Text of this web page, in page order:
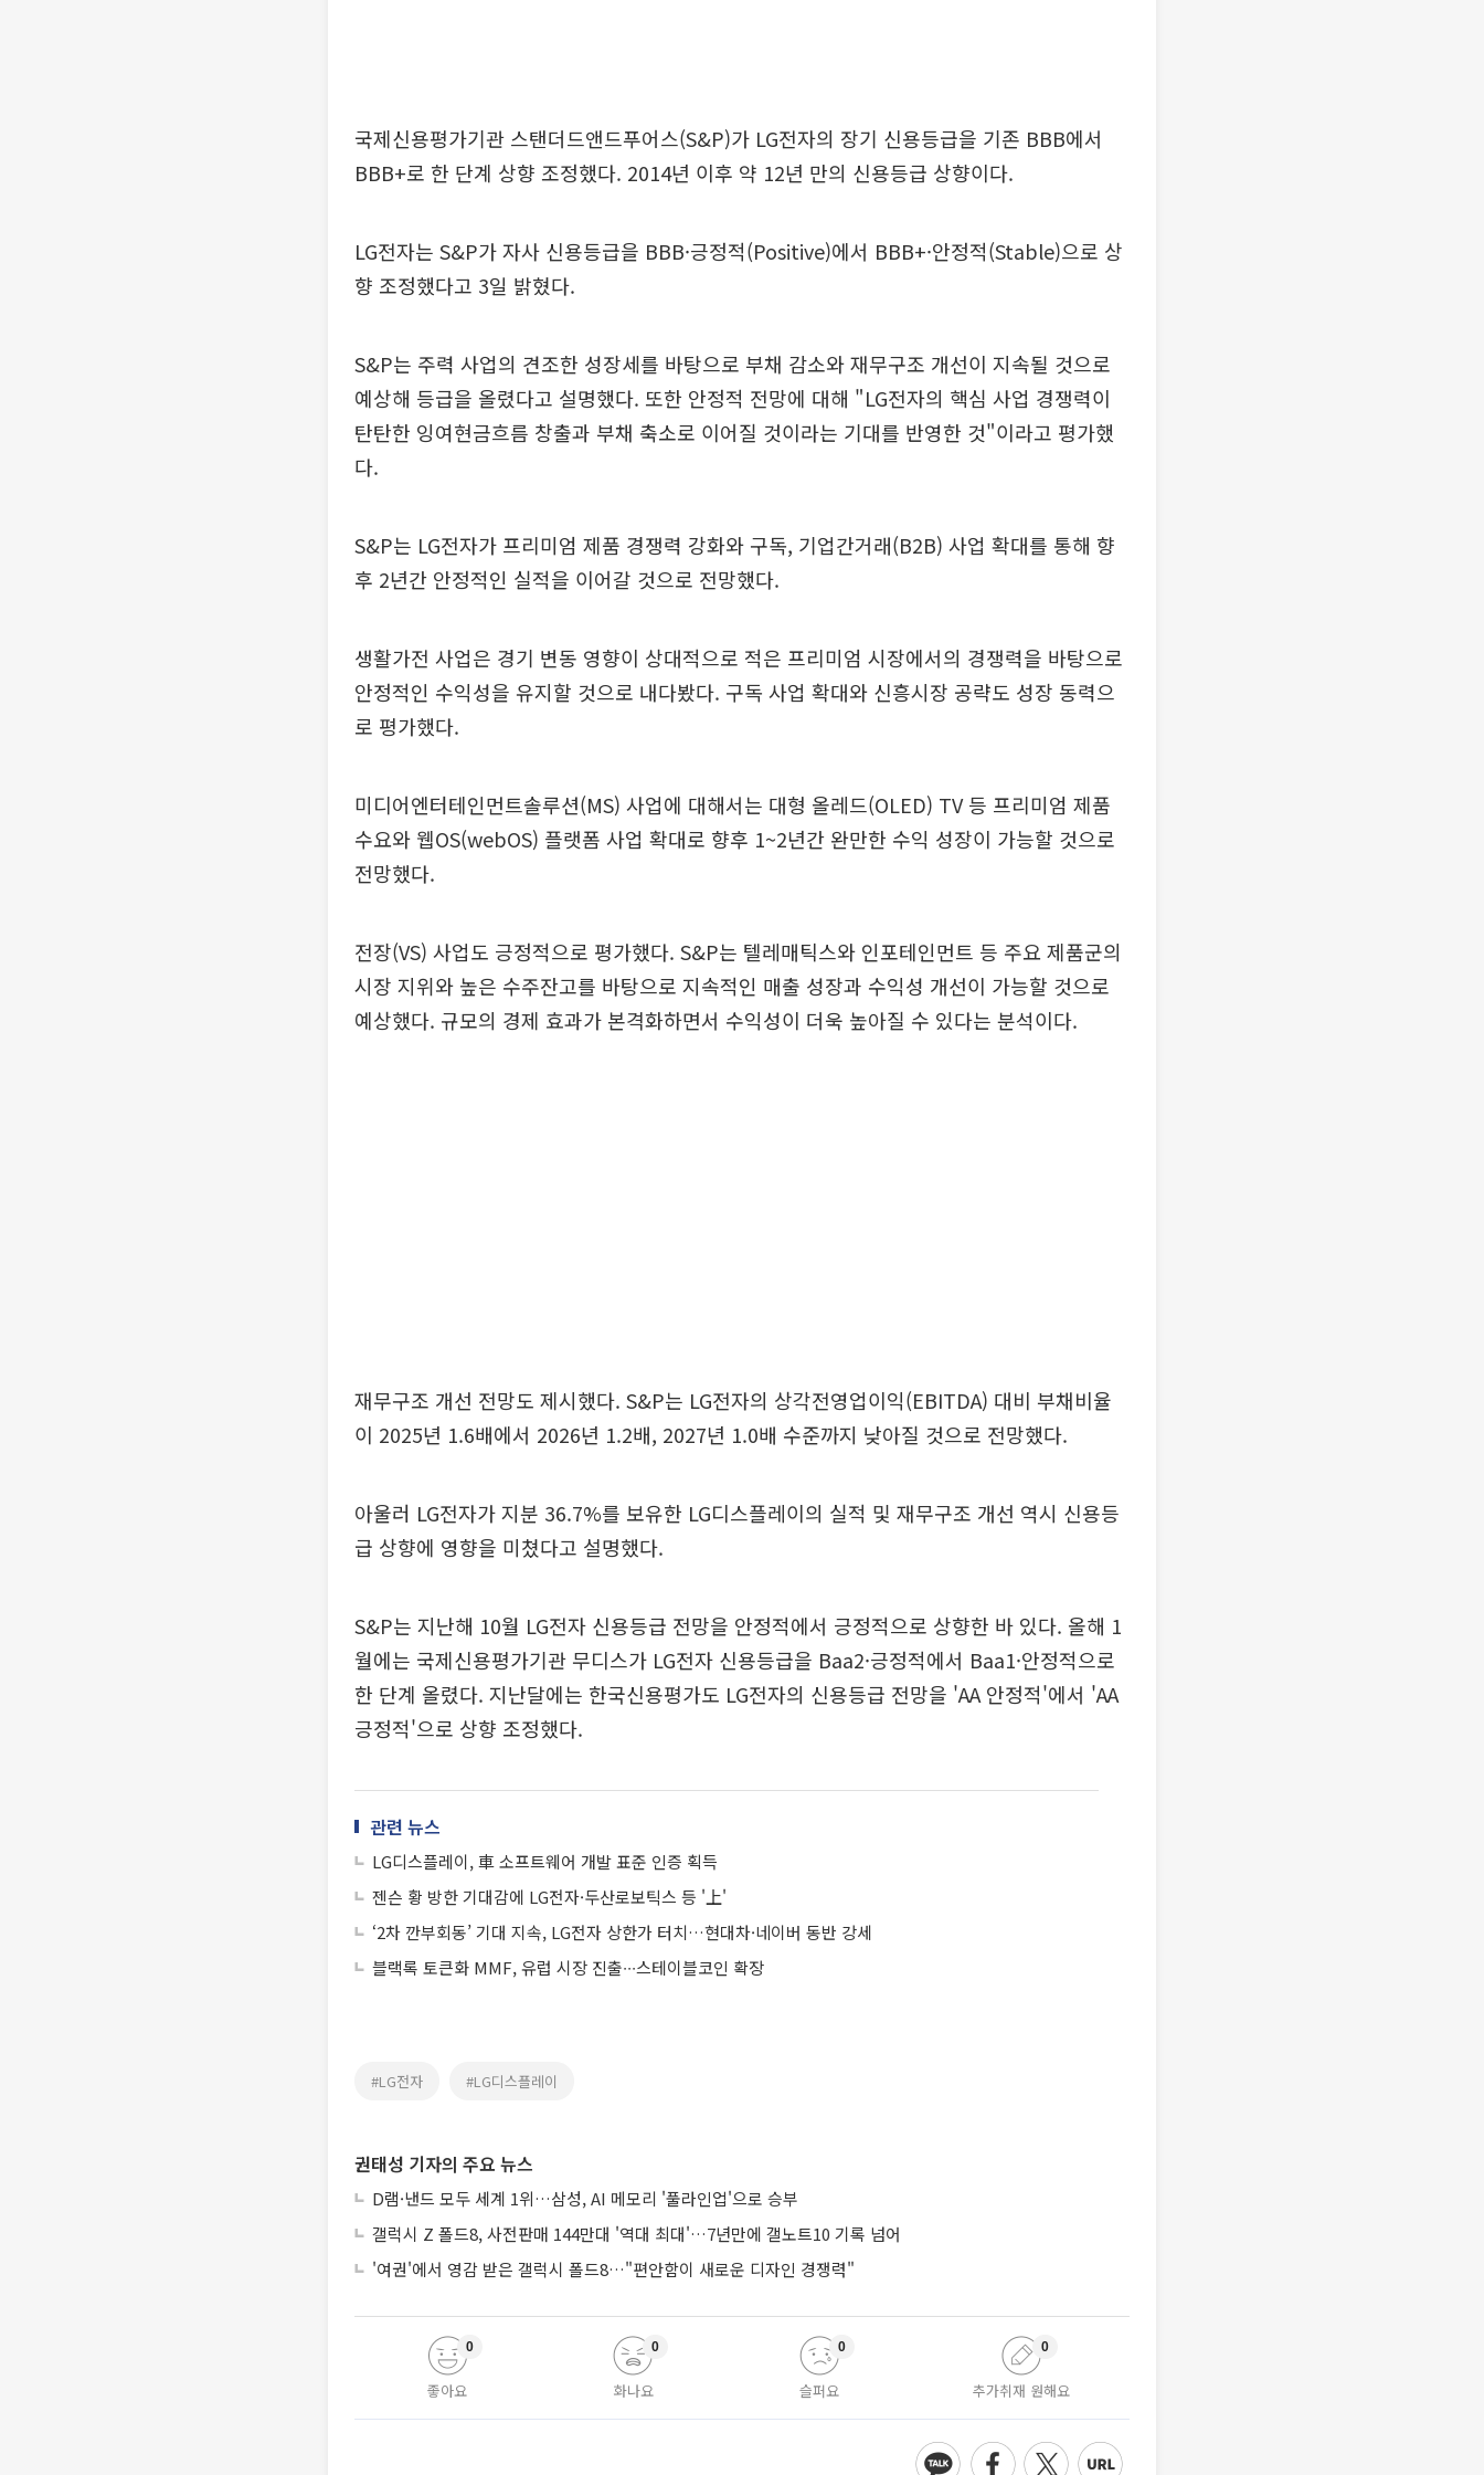
국제신용평가기관 스탠더드앤드푸어스(S&P)가 LG전자의 장기 신용등급을 기존 BBB에서
BBB+로 한 단계 상향 조정했다. 2014년 이후 약 12년 만의 신용등급 상향이다.
LG전자는 S&P가 자사 신용등급을 BBB·긍정적(Positive)에서 BBB+·안정적(Stable)으로 상
향 조정했다고 3일 밝혔다.
S&P는 주력 사업의 견조한 성장세를 바탕으로 부채 감소와 재무구조 개선이 지속될 것으로
예상해 등급을 올렸다고 설명했다. 또한 안정적 전망에 대해 "LG전자의 핵심 사업 경쟁력이
탄탄한 잉여현금흐름 창출과 부채 축소로 이어질 것이라는 기대를 반영한 것"이라고 평가했
다.
S&P는 LG전자가 프리미엄 제품 경쟁력 강화와 구독, 기업간거래(B2B) 사업 확대를 통해 향
후 2년간 안정적인 실적을 이어갈 것으로 전망했다.
생활가전 사업은 경기 변동 영향이 상대적으로 적은 프리미엄 시장에서의 경쟁력을 바탕으로
안정적인 수익성을 유지할 것으로 내다봤다. 구독 사업 확대와 신흥시장 공략도 성장 동력으
로 평가했다.
미디어엔터테인먼트솔루션(MS) 사업에 대해서는 대형 올레드(OLED) TV 등 프리미엄 제품
수요와 웹OS(webOS) 플랫폼 사업 확대로 향후 1~2년간 완만한 수익 성장이 가능할 것으로
전망했다.
전장(VS) 사업도 긍정적으로 평가했다. S&P는 텔레매틱스와 인포테인먼트 등 주요 제품군의
시장 지위와 높은 수주잔고를 바탕으로 지속적인 매출 성장과 수익성 개선이 가능할 것으로
예상했다. 규모의 경제 효과가 본격화하면서 수익성이 더욱 높아질 수 있다는 분석이다.
재무구조 개선 전망도 제시했다. S&P는 LG전자의 상각전영업이익(EBITDA) 대비 부채비율
이 2025년 1.6배에서 2026년 1.2배, 2027년 1.0배 수준까지 낮아질 것으로 전망했다.
아울러 LG전자가 지분 36.7%를 보유한 LG디스플레이의 실적 및 재무구조 개선 역시 신용등
급 상향에 영향을 미쳤다고 설명했다.
S&P는 지난해 10월 LG전자 신용등급 전망을 안정적에서 긍정적으로 상향한 바 있다. 올해 1
월에는 국제신용평가기관 무디스가 LG전자 신용등급을 Baa2·긍정적에서 Baa1·안정적으로
한 단계 올렸다. 지난달에는 한국신용평가도 LG전자의 신용등급 전망을 'AA 안정적'에서 'AA
긍정적'으로 상향 조정했다.
관련 뉴스
LG디스플레이, 車 소프트웨어 개발 표준 인증 획득
젠슨 황 방한 기대감에 LG전자·두산로보틱스 등 '上'
‘2차 깐부회동’ 기대 지속, LG전자 상한가 터치…현대차·네이버 동반 강세
블랙록 토큰화 MMF, 유럽 시장 진출∙∙∙스테이블코인 확장
#LG전자 #LG디스플레이
권태성 기자의 주요 뉴스
D램·낸드 모두 세계 1위…삼성, AI 메모리 '풀라인업'으로 승부
갤럭시 Z 폴드8, 사전판매 144만대 '역대 최대'…7년만에 갤노트10 기록 넘어
'여권'에서 영감 받은 갤럭시 폴드8…"편안함이 새로운 디자인 경쟁력"
좋아요
0
화나요
0
슬퍼요
0
추가취재 원해요
0